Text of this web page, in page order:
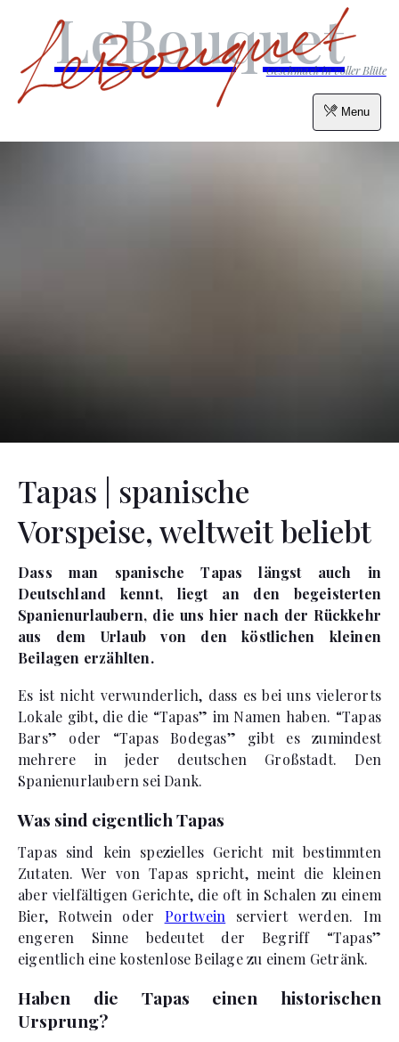
Menu
LeBouquet
Geschmack in voller Blüte
Tapas | spanische
Vorspeise, weltweit beliebt
Dass man spanische Tapas längst auch in
Deutschland kennt, liegt an den begeisterten
Spanienurlaubern, die uns hier nach der Rückkehr
aus dem Urlaub von den köstlichen kleinen
Beilagen erzählten.
Es ist nicht verwunderlich, dass es bei uns vielerorts
Lokale gibt, die die “Tapas” im Namen haben. “Tapas
Bars” oder “Tapas Bodegas” gibt es zumindest
mehrere in jeder deutschen Großstadt. Den
Spanienurlaubern sei Dank.
Was sind eigentlich Tapas
Tapas sind kein spezielles Gericht mit bestimmten
Zutaten. Wer von Tapas spricht, meint die kleinen
aber vielfältigen Gerichte, die oft in Schalen zu einem
Bier, Rotwein oder Portwein serviert werden. Im
engeren Sinne bedeutet der Begriff “Tapas”
eigentlich eine kostenlose Beilage zu einem Getränk.
Haben die Tapas einen historischen
Ursprung?